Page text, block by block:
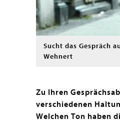
Sucht das Gespräch
Wehnert
Zu Ihren
verschiedenen
Welchen Ton haben